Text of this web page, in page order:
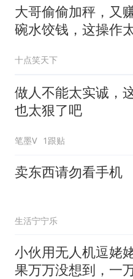
大哥偷偷加秤，又
碗水饺钱，这操作
十点笑天下
做人不能太实诚，
也太狠了吧
笔墨V 1跟贴
卖东西请勿看手机
生活宁宁乐
小伙用无人机逗姥
果万万没想到，一